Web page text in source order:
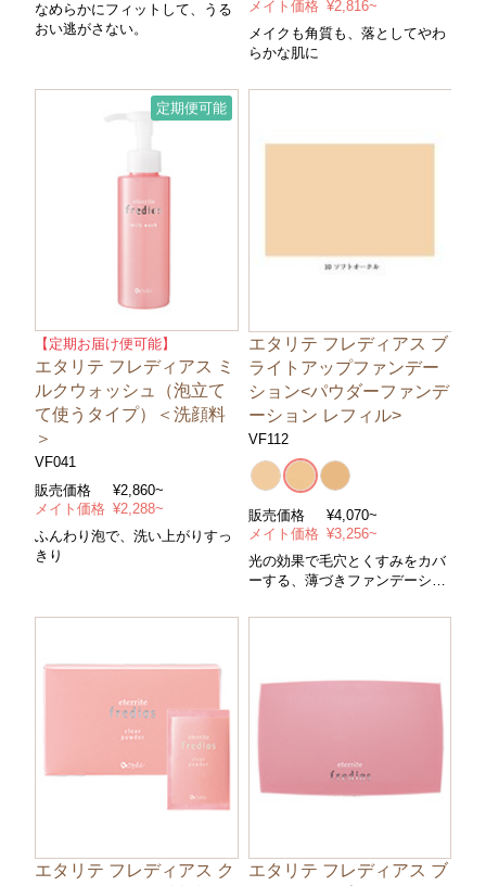
なめらかにフィットして、うる
おい逃がさない。
メイト価格 ¥2,816~
メイクも角質も、落としてやわ
らかな肌に
定期便可能
【定期お届け便可能】
エタリテ フレディアス ミ
ルクウォッシュ（泡立て
て使うタイプ）＜洗顔料
＞
VF041
販売価格
¥2,860~
メイト価格 ¥2,288~
ふんわり泡で、洗い上がりすっ
きり
エタリテ フレディアス ブ
ライトアップファンデー
ション<パウダーファンデ
ーション レフィル>
VF112
販売価格
¥4,070~
メイト価格 ¥3,256~
光の効果で毛穴とくすみをカバ
ーする、薄づきファンデーショ
エタリテ フレディアス ク
エタリテ フレディアス ブ